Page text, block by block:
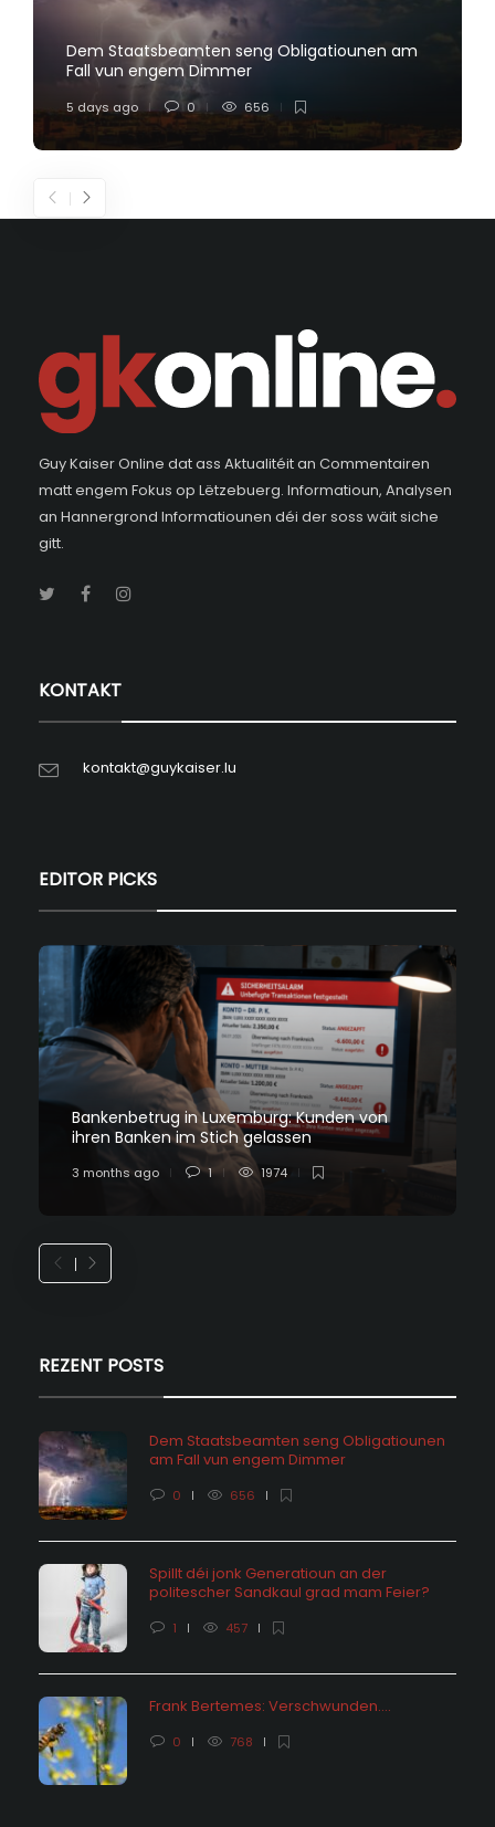
Dem Staatsbeamten seng Obligatiounen am
Fall vun engem Dimmer
5 days ago 0 656
Guy Kaiser Online dat ass Aktualitéit an Commentairen
matt engem Fokus op Lëtzebuerg. Informatioun, Analysen
an Hannergrond Informatiounen déi der soss wäit siche
gitt.
KONTAKT
kontakt@guykaiser.lu
EDITOR PICKS
Bankenbetrug in Luxemburg: Kunden von
ihren Banken im Stich gelassen
3 months ago 1 1974
REZENT POSTS
Dem Staatsbeamten seng Obligatiounen
am Fall vun engem Dimmer
0 656
Spillt déi jonk Generatioun an der
politescher Sandkaul grad mam Feier?
1 457
Frank Bertemes: Verschwunden….
0 768